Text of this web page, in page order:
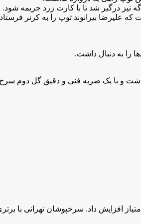
امتیازی شد و اختلاف خود را با سپاهان به پنج امتیاز افزایش